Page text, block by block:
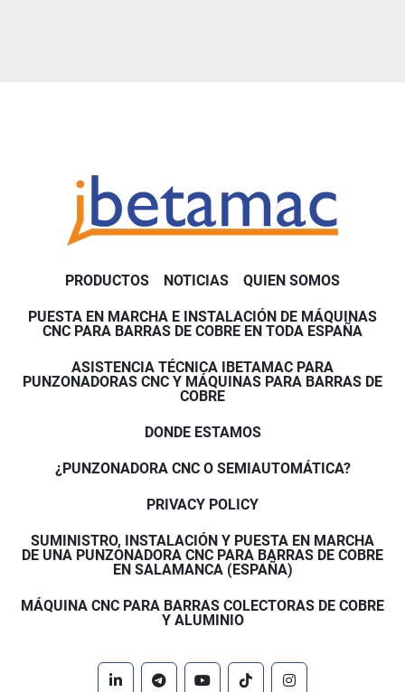
PRODUCTOS NOTICIAS QUIEN SOMOS
PUESTA EN MARCHA E INSTALACIÓN DE MÁQUINAS
CNC PARA BARRAS DE COBRE EN TODA ESPAÑA
ASISTENCIA TÉCNICA IBETAMAC PARA
PUNZONADORAS CNC Y MÁQUINAS PARA BARRAS DE
COBRE
DONDE ESTAMOS
¿PUNZONADORA CNC O SEMIAUTOMÁTICA?
PRIVACY POLICY
SUMINISTRO, INSTALACIÓN Y PUESTA EN MARCHA
DE UNA PUNZONADORA CNC PARA BARRAS DE COBRE
EN SALAMANCA (ESPAÑA)
MÁQUINA CNC PARA BARRAS COLECTORAS DE COBRE
Y ALUMINIO